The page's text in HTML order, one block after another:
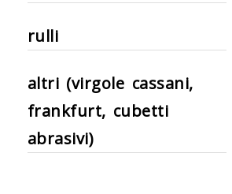
rulli
altri (virgole cassani,
frankfurt, cubetti
abrasivi)